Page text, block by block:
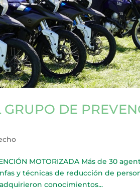
DE
MOTORIZADA Más de 30
y técnicas de reducción de
conocimientos...